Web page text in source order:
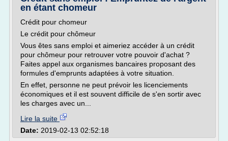
en étant chomeur
Crédit pour chomeur
Le crédit pour chômeur
Vous êtes sans emploi et aimeriez accéder à un crédit
pour chômeur pour retrouver votre pouvoir d'achat ?
Faites appel aux organismes bancaires proposant des
formules d'emprunts adaptées à votre situation.
En effet, personne ne peut prévoir les licenciements
économiques et il est souvent difficile de s'en sortir avec
les charges avec un...
Lire la suite
Date: 2019-02-13 02:52:18